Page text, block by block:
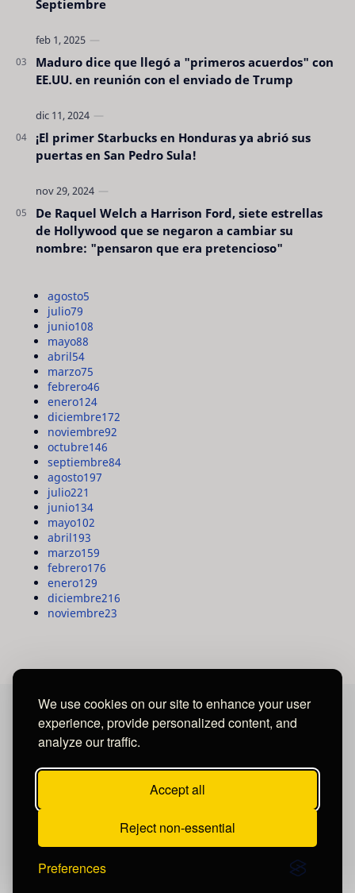
We use cookies on our site to enhance your user
experience, provide personalized content, and
analyze our traffic.
Accept all
Reject non-essential
Preferences
Septiembre
Maduro dice que llegó a "primeros acuerdos" con
EE.UU. en reunión con el enviado de Trump
¡El primer Starbucks en Honduras ya abrió sus
puertas en San Pedro Sula!
De Raquel Welch a Harrison Ford, siete estrellas
de Hollywood que se negaron a cambiar su
nombre: "pensaron que era pretencioso"
agosto5
julio79
junio108
mayo88
abril54
marzo75
febrero46
enero124
diciembre172
noviembre92
octubre146
septiembre84
agosto197
julio221
junio134
mayo102
abril193
marzo159
febrero176
enero129
diciembre216
noviembre23
MAYA MEDIA GROUP
Ubicados en Tegucigalpa - Honduras.